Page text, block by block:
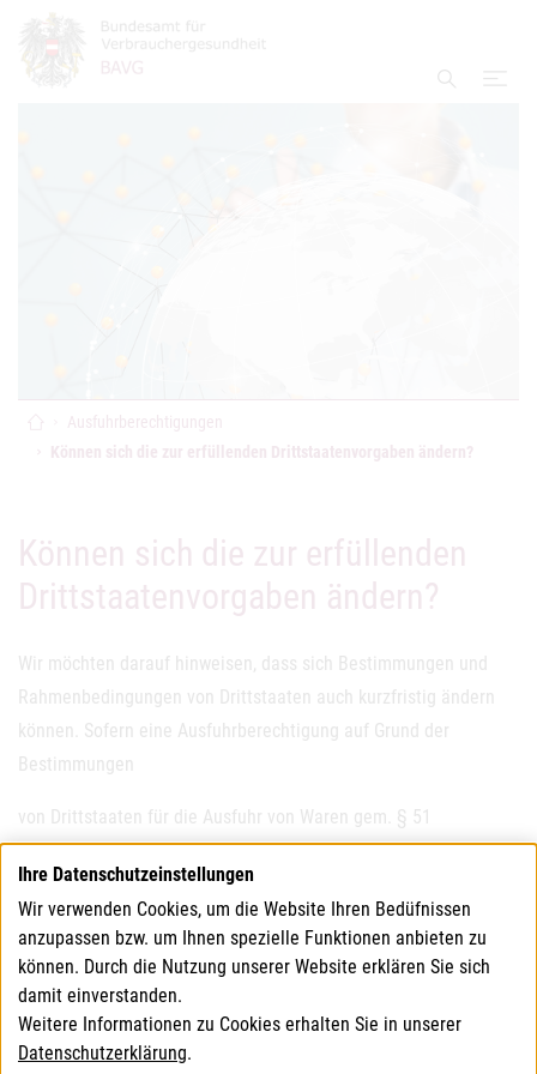
Zum Inhalt
Zum Hauptmenü
Zur Suche
Suche
Startseite
Ausfuhrberechtigungen
Können sich die zur erfüllenden Drittstaatenvorgaben ändern?
Können sich die zur erfüllenden
Drittstaatenvorgaben ändern?
Wir möchten darauf hinweisen, dass sich Bestimmungen und
Rahmenbedingungen von Drittstaaten auch kurzfristig ändern
können. Sofern eine Ausfuhrberechtigung auf Grund der
Bestimmungen
von Drittstaaten für die Ausfuhr von Waren gem. § 51
Lebensmittelsicherheits- und Verbraucherschutzgesetz (LMSVG)
benötigt wird, kann eine neuerliche Kontaktaufnahme bzw.
Antragsstellung erfolgen.
Aktuelle Informationen finden Sie auf der
Kommunikationsplattform Verbrauchergesundheit
informieren Sie sich bitte bei den Außenwirtschaftsstellen der
Ihre Datenschutzeinstellungen
Wir verwenden Cookies, um die Website Ihren Bedüfnissen
anzupassen bzw. um Ihnen spezielle Funktionen anbieten zu
können. Durch die Nutzung unserer Website erklären Sie sich
damit einverstanden.
Weitere Informationen zu Cookies erhalten Sie in unserer
Datenschutzerklärung.